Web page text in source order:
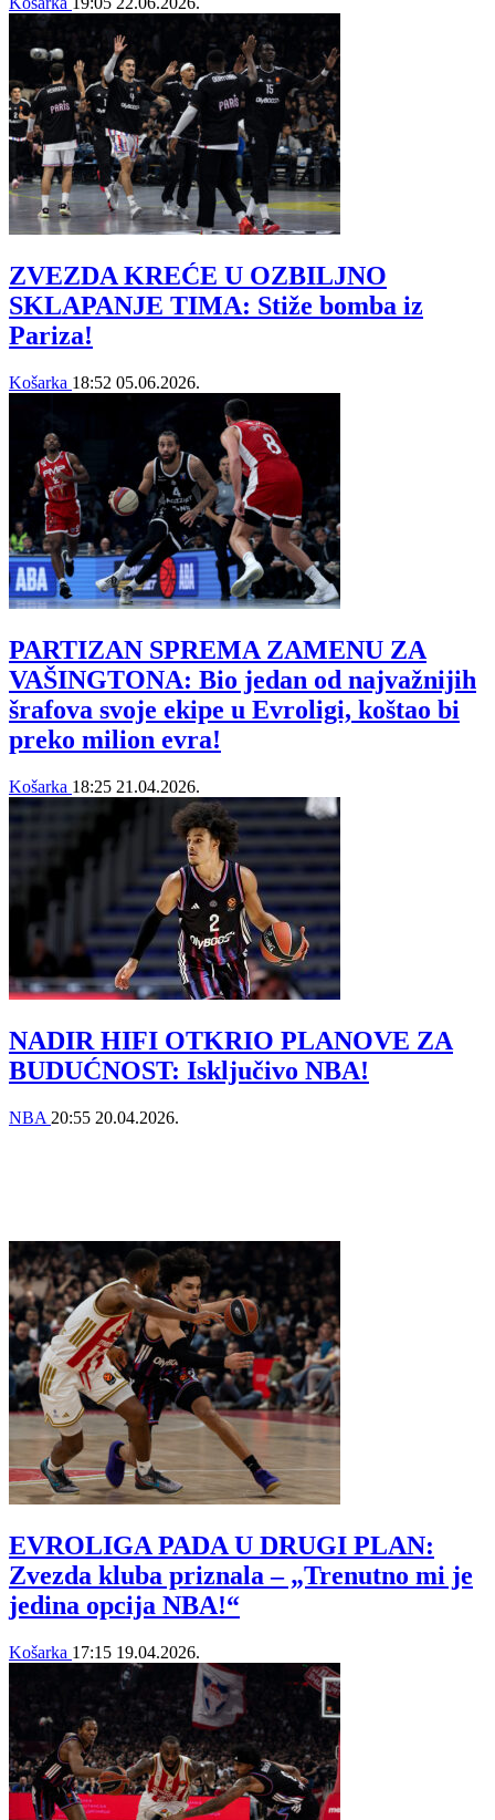
ZVEZDA KREĆE U OZBILJNO
SKLAPANJE TIMA: Stiže bomba iz
Pariza!
Košarka 18:52 05.06.2026.
PARTIZAN SPREMA ZAMENU ZA
VAŠINGTONA: Bio jedan od najvažnijih
šrafova svoje ekipe u Evroligi, koštao bi
preko milion evra!
Košarka 18:25 21.04.2026.
NADIR HIFI OTKRIO PLANOVE ZA
BUDUĆNOST: Isključivo NBA!
NBA 20:55 20.04.2026.
EVROLIGA PADA U DRUGI PLAN:
Zvezda kluba priznala – „Trenutno mi je
jedina opcija NBA!“
Košarka 17:15 19.04.2026.